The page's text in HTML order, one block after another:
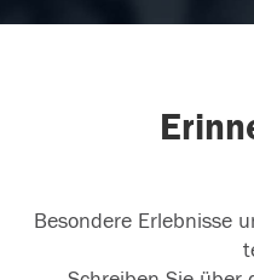
Besondere Erlebnisse